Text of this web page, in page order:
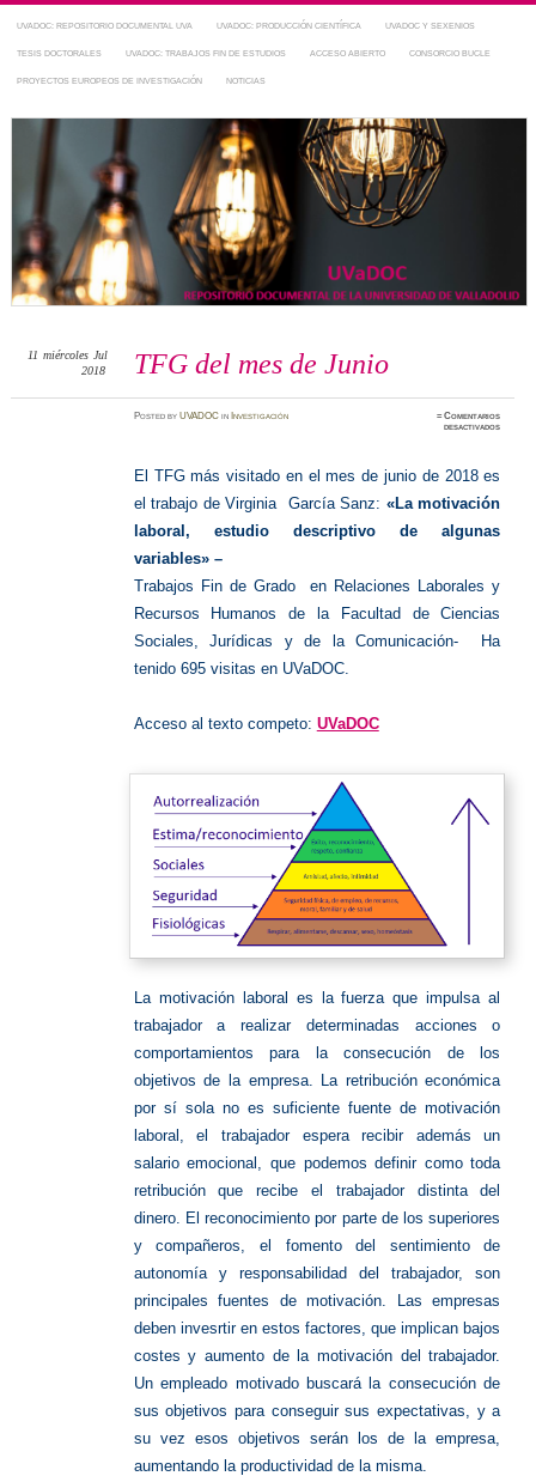
UVADOC: REPOSITORIO DOCUMENTAL UVA UVADOC: PRODUCCIÓN CIENTÍFICA UVADOC Y SEXENIOS
TESIS DOCTORALES UVADOC: TRABAJOS FIN DE ESTUDIOS ACCESO ABIERTO CONSORCIO BUCLE
PROYECTOS EUROPEOS DE INVESTIGACIÓN NOTICIAS
Repositorio Documental de la UVa
~ UVaDOC
TFG del mes de Junio
11 miércoles Jul
2018
PostedbyUVADOC in Investigación ≈Comentarios
desactivadosen
El TFG más visitado en el mes de junio de 2018 es
el trabajo de Virginia García Sanz: «La motivación
laboral, estudio descriptivo de algunas
variables» –
Trabajos Fin de Grado en Relaciones Laborales y
Recursos Humanos de la Facultad de Ciencias
Sociales, Jurídicas y de la Comunicación- Ha
tenido 695 visitas en UVaDOC.
Acceso al texto competo: UVaDOC
La motivación laboral es la fuerza que impulsa al
trabajador a realizar determinadas acciones o
comportamientos para la consecución de los
objetivos de la empresa. La retribución económica
por sí sola no es suficiente fuente de motivación
laboral, el trabajador espera recibir además un
salario emocional, que podemos definir como toda
retribución que recibe el trabajador distinta del
dinero. El reconocimiento por parte de los superiores
y compañeros, el fomento del sentimiento de
autonomía y responsabilidad del trabajador, son
principales fuentes de motivación. Las empresas
deben invesrtir en estos factores, que implican bajos
costes y aumento de la motivación del trabajador.
Un empleado motivado buscará la consecución de
sus objetivos para conseguir sus expectativas, y a
su vez esos objetivos serán los de la empresa,
aumentando la productividad de la misma.